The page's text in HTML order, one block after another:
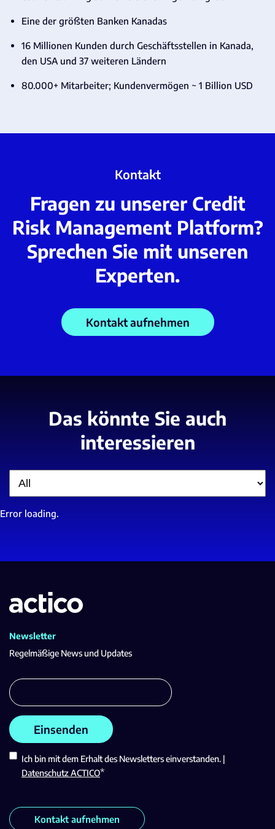
Eine der größten Banken Kanadas
16 Millionen Kunden durch Geschäftsstellen in Kanada,
den USA und 37 weiteren Ländern
80.000+ Mitarbeiter; Kundenvermögen ~ 1 Billion USD
Kontakt
Fragen zu unserer Credit
Risk Management Platform?
Sprechen Sie mit unseren
Experten.
Kontakt aufnehmen
Das könnte Sie auch
interessieren
Error loading.
Newsletter
Regelmäßige News und Updates
Ich bin mit dem Erhalt des Newsletters einverstanden. |
Datenschutz ACTICO*
Kontakt aufnehmen